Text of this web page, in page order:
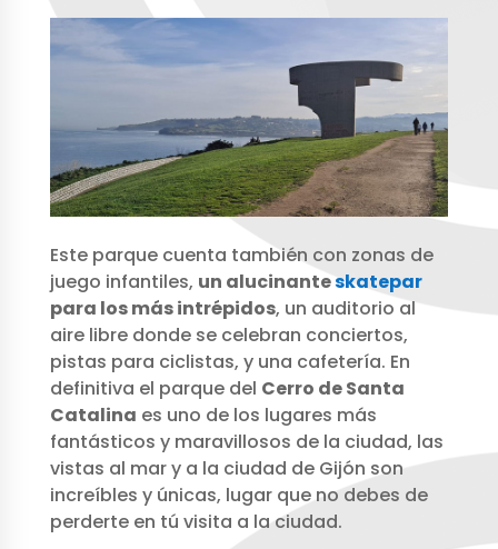
Este parque cuenta también con zonas de
juego infantiles, un alucinanteskatepar
para los más intrépidos, un auditorio al
aire libre donde se celebran conciertos,
pistas para ciclistas, y una cafetería. En
definitiva el parque del Cerro de Santa
Catalina es uno de los lugares más
fantásticos y maravillosos de la ciudad, las
vistas al mar y a la ciudad de Gijón son
increíbles y únicas, lugar que no debes de
perderte en tú visita a la ciudad.